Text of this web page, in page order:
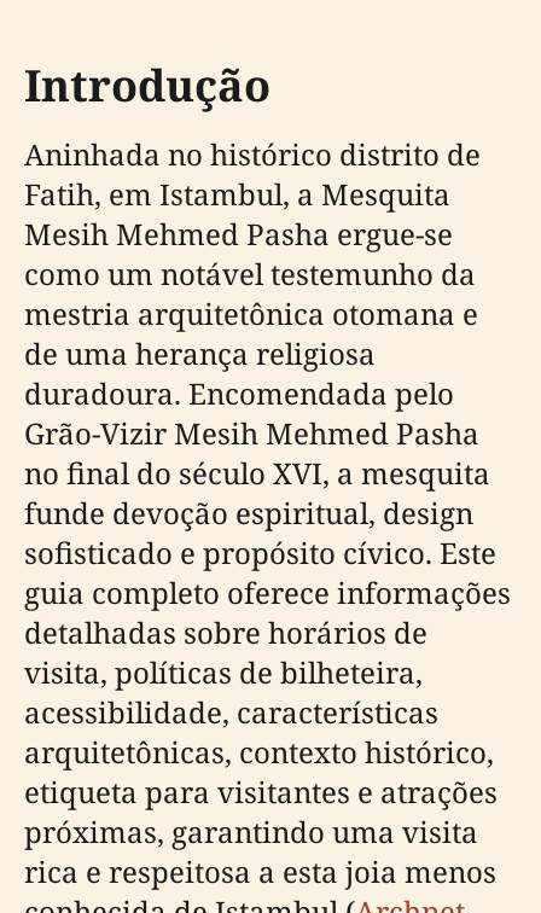
Introdução
Aninhada no histórico distrito de
Fatih, em Istambul, a Mesquita
Mesih Mehmed Pasha ergue-se
como um notável testemunho da
mestria arquitetônica otomana e
de uma herança religiosa
duradoura. Encomendada pelo
Grão-Vizir Mesih Mehmed Pasha
no final do século XVI, a mesquita
funde devoção espiritual, design
sofisticado e propósito cívico. Este
guia completo oferece informações
detalhadas sobre horários de
visita, políticas de bilheteira,
acessibilidade, características
arquitetônicas, contexto histórico,
etiqueta para visitantes e atrações
próximas, garantindo uma visita
rica e respeitosa a esta joia menos